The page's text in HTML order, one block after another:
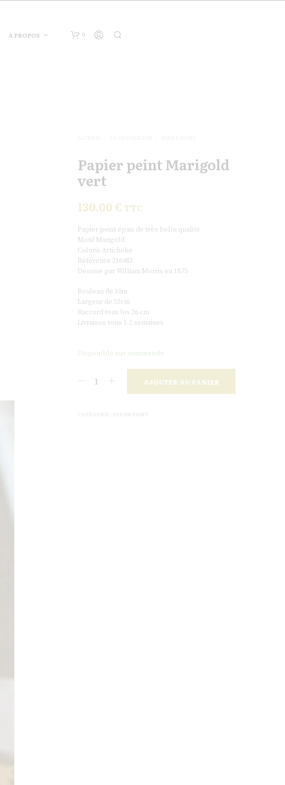
A PROPOS 0
Papier peint Marigold
vert
130.00€TTC
Papier peint épais de très belle qualité
Motif Marigold
Coloris Artichoke
Référence 216483
Dessiné par William Morris en 1875
Rouleau de 10m
Largeur de 52cm
Raccord tous les 26 cm
Livraison sous 1-2 semaines
Disponible sur commande
AJOUTER AU PANIER